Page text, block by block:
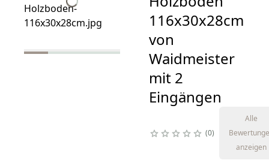
116x30x28cm
von
Waidmeister
mit 2
Eingängen
0
Alle
anzeigen